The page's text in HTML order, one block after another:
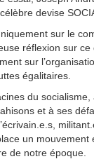
devise
sur le
réflexion sur
sur
égalitaires.
du
et à ses
un mouvement
de notre époque.